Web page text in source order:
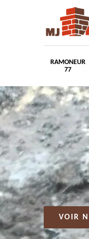
RAMONEUR
77
VOIR